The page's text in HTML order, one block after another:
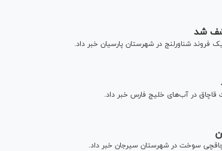
در آب‌های خلیج فارس خبر داد.